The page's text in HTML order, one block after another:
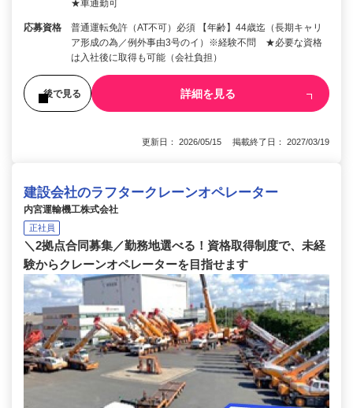
★車通勤可
応募資格
普通運転免許（AT不可）必須 【年齢】44歳迄（長期キャリ
ア形成の為／例外事由3号のイ）※経験不問 ★必要な資格
は入社後に取得も可能（会社負担）
後で見る 詳細を見る
更新日： 2026/05/15 掲載終了日： 2027/03/19
建設会社のラフタークレーンオペレーター
内宮運輸機工株式会社
正社員
＼2拠点合同募集／勤務地選べる！資格取得制度で、未経
験からクレーンオペレーターを目指せます